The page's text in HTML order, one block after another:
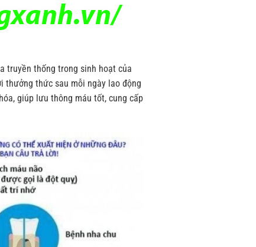
truyền thống trong sinh hoạt của
thức sau mỗi ngày lao động
giúp lưu thông máu tốt, cung cấp